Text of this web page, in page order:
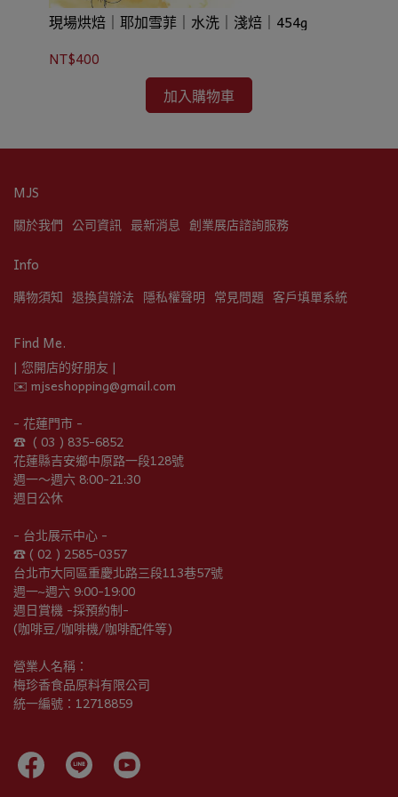
現場烘焙｜耶加雪菲｜水洗｜淺焙｜454g
NT$400
加入購物車
MJS
關於我們 公司資訊 最新消息 創業展店諮詢服務
Info
購物須知 退換貨辦法 隱私權聲明 常見問題 客戶填單系統
Find Me.
| 您開店的好朋友 |
✉️ mjseshopping@gmail.com
- 花蓮門市 -
☎︎  ( 03 ) 835-6852
花蓮縣吉安鄉中原路一段128號
週一～週六 8:00-21:30
週日公休
- 台北展示中心 -
☎︎ ( 02 ) 2585-0357
台北市大同區重慶北路三段113巷57號
週一~週六 9:00-19:00
週日賞機 -採預約制-
(咖啡豆/咖啡機/咖啡配件等)
營業人名稱：
梅珍香食品原料有限公司
統一編號：12718859